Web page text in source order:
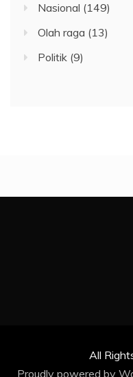
Nasional (149)
Olah raga (13)
Politik (9)
All
Proudly powered by